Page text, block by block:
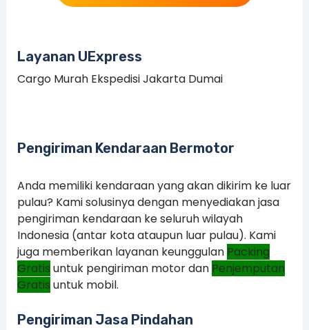
Layanan UExpress
Cargo Murah Ekspedisi Jakarta Dumai
Pengiriman Kendaraan Bermotor
Anda memiliki kendaraan yang akan dikirim ke luar
pulau? Kami solusinya dengan menyediakan jasa
pengiriman kendaraan ke seluruh wilayah
Indonesia (antar kota ataupun luar pulau). Kami
juga memberikan layanan keunggulan Packing
Gratis untuk pengiriman motor dan Penjemputan
Gratis untuk mobil.
Pengiriman Jasa Pindahan